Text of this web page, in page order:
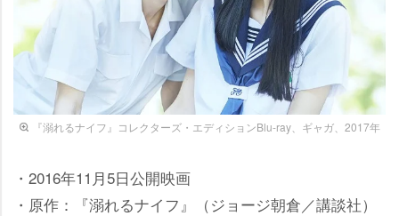
『溺れるナイフ』コレクターズ・エディションBlu-ray、ギャガ、2017年
・2016年11月5日公開映画
・原作：『溺れるナイフ』（ジョージ朝倉／講談社）